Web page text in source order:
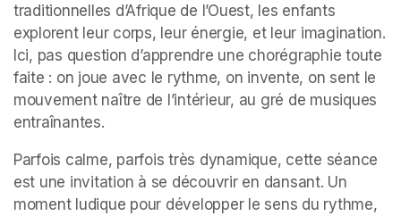
traditionnelles d’Afrique de l’Ouest, les enfants
explorent leur corps, leur énergie, et leur imagination.
Ici, pas question d’apprendre une chorégraphie toute
faite : on joue avec le rythme, on invente, on sent le
mouvement naître de l’intérieur, au gré de musiques
entraînantes.
Parfois calme, parfois très dynamique, cette séance
est une invitation à se découvrir en dansant. Un
moment ludique pour développer le sens du rythme,